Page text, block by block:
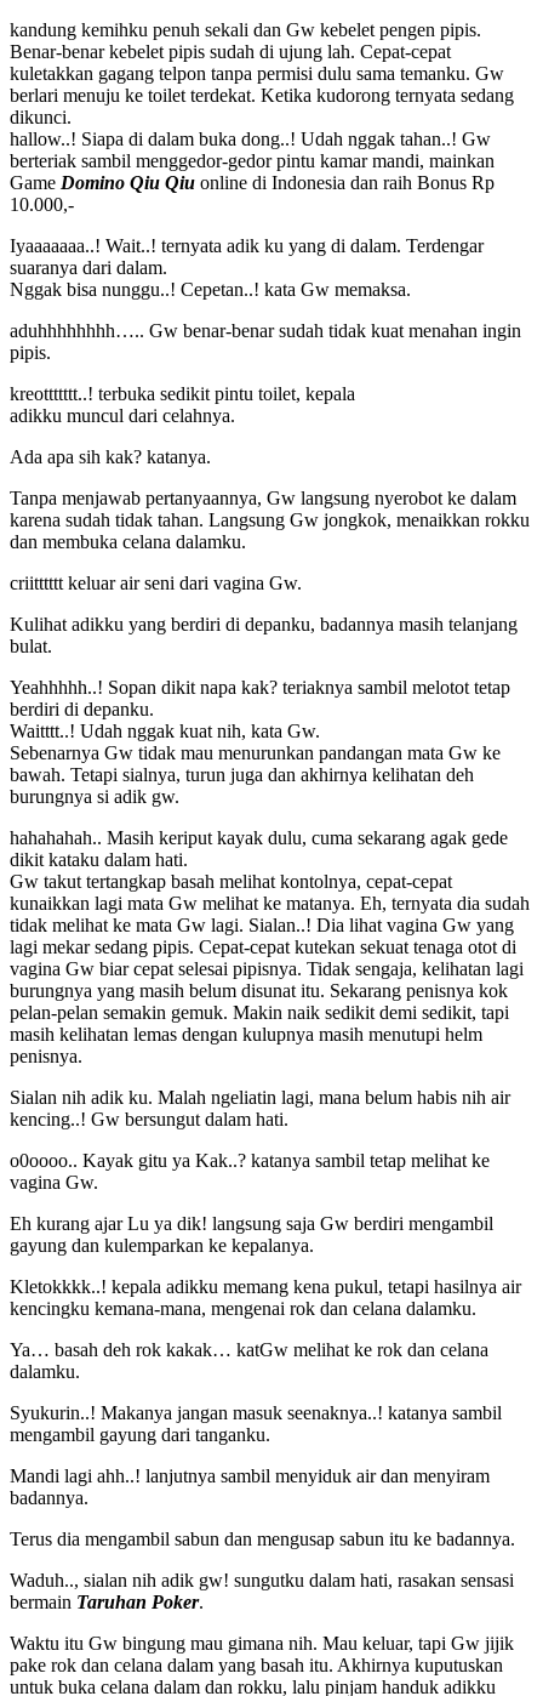
kandung kemihku penuh sekali dan Gw kebelet pengen pipis.
Benar-benar kebelet pipis sudah di ujung lah. Cepat-cepat
kuletakkan gagang telpon tanpa permisi dulu sama temanku. Gw
berlari menuju ke toilet terdekat. Ketika kudorong ternyata sedang
dikunci.
hallow..! Siapa di dalam buka dong..! Udah nggak tahan..! Gw
berteriak sambil menggedor-gedor pintu kamar mandi, mainkan
Game Domino Qiu Qiu online di Indonesia dan raih Bonus Rp
10.000,-
Iyaaaaaaa..! Wait..! ternyata adik ku yang di dalam. Terdengar
suaranya dari dalam.
Nggak bisa nunggu..! Cepetan..! kata Gw memaksa.
aduhhhhhhhh….. Gw benar-benar sudah tidak kuat menahan ingin
pipis.
kreottttttt..! terbuka sedikit pintu toilet, kepala
adikku muncul dari celahnya.
Ada apa sih kak? katanya.
Tanpa menjawab pertanyaannya, Gw langsung nyerobot ke dalam
karena sudah tidak tahan. Langsung Gw jongkok, menaikkan rokku
dan membuka celana dalamku.
criitttttt keluar air seni dari vagina Gw.
Kulihat adikku yang berdiri di depanku, badannya masih telanjang
bulat.
Yeahhhhh..! Sopan dikit napa kak? teriaknya sambil melotot tetap
berdiri di depanku.
Waitttt..! Udah nggak kuat nih, kata Gw.
Sebenarnya Gw tidak mau menurunkan pandangan mata Gw ke
bawah. Tetapi sialnya, turun juga dan akhirnya kelihatan deh
burungnya si adik gw.
hahahahah.. Masih keriput kayak dulu, cuma sekarang agak gede
dikit kataku dalam hati.
Gw takut tertangkap basah melihat kontolnya, cepat-cepat
kunaikkan lagi mata Gw melihat ke matanya. Eh, ternyata dia sudah
tidak melihat ke mata Gw lagi. Sialan..! Dia lihat vagina Gw yang
lagi mekar sedang pipis. Cepat-cepat kutekan sekuat tenaga otot di
vagina Gw biar cepat selesai pipisnya. Tidak sengaja, kelihatan lagi
burungnya yang masih belum disunat itu. Sekarang penisnya kok
pelan-pelan semakin gemuk. Makin naik sedikit demi sedikit, tapi
masih kelihatan lemas dengan kulupnya masih menutupi helm
penisnya.
Sialan nih adik ku. Malah ngeliatin lagi, mana belum habis nih air
kencing..! Gw bersungut dalam hati.
o0oooo.. Kayak gitu ya Kak..? katanya sambil tetap melihat ke
vagina Gw.
Eh kurang ajar Lu ya dik! langsung saja Gw berdiri mengambil
gayung dan kulemparkan ke kepalanya.
Kletokkkk..! kepala adikku memang kena pukul, tetapi hasilnya air
kencingku kemana-mana, mengenai rok dan celana dalamku.
Ya… basah deh rok kakak… katGw melihat ke rok dan celana
dalamku.
Syukurin..! Makanya jangan masuk seenaknya..! katanya sambil
mengambil gayung dari tanganku.
Mandi lagi ahh..! lanjutnya sambil menyiduk air dan menyiram
badannya.
Terus dia mengambil sabun dan mengusap sabun itu ke badannya.
Waduh.., sialan nih adik gw! sungutku dalam hati, rasakan sensasi
bermain Taruhan Poker.
Waktu itu Gw bingung mau gimana nih. Mau keluar, tapi Gw jijik
pake rok dan celana dalam yang basah itu. Akhirnya kuputuskan
untuk buka celana dalam dan rokku, lalu pinjam handuk adikku